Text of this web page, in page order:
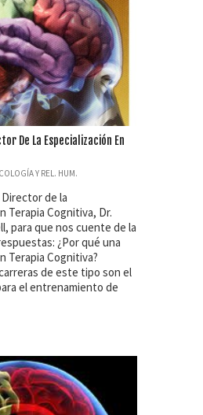
De La Especialización En
Y REL. HUM.
de la
Terapia Cognitiva, Dr.
para que nos cuente de la
¿Por qué una
Terapia Cognitiva?
de este tipo son el
el entrenamiento de